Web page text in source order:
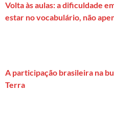
Volta às aulas: a dificuldade
estar no vocabulário, não
A participação brasileira na
Terra